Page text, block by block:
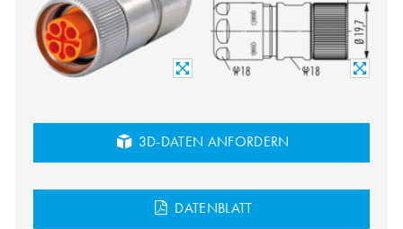
3D-DATEN ANFORDERN
DATENBLATT